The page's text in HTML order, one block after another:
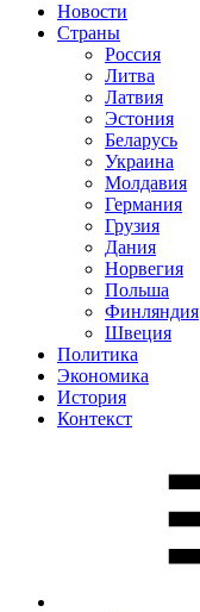
Новости
Страны
Россия
Литва
Латвия
Эстония
Беларусь
Украина
Молдавия
Германия
Грузия
Дания
Норвегия
Польша
Финляндия
Швеция
Политика
Экономика
История
Контекст